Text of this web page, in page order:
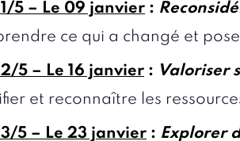
5 – Le 09 janvier :
ce qui a changé et
5 – Le 16 janvier : Valoriser
et reconnaître les
5 – Le 23 janvier : Explorer